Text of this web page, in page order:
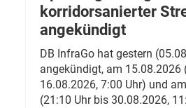
korridorsanierter
angekündigt
DB InfraGo hat gestern
angekündigt, am 15.08.2026
16.08.2026, 7:00 Uhr) und
(21:10 Uhr bis 30.08.2026,